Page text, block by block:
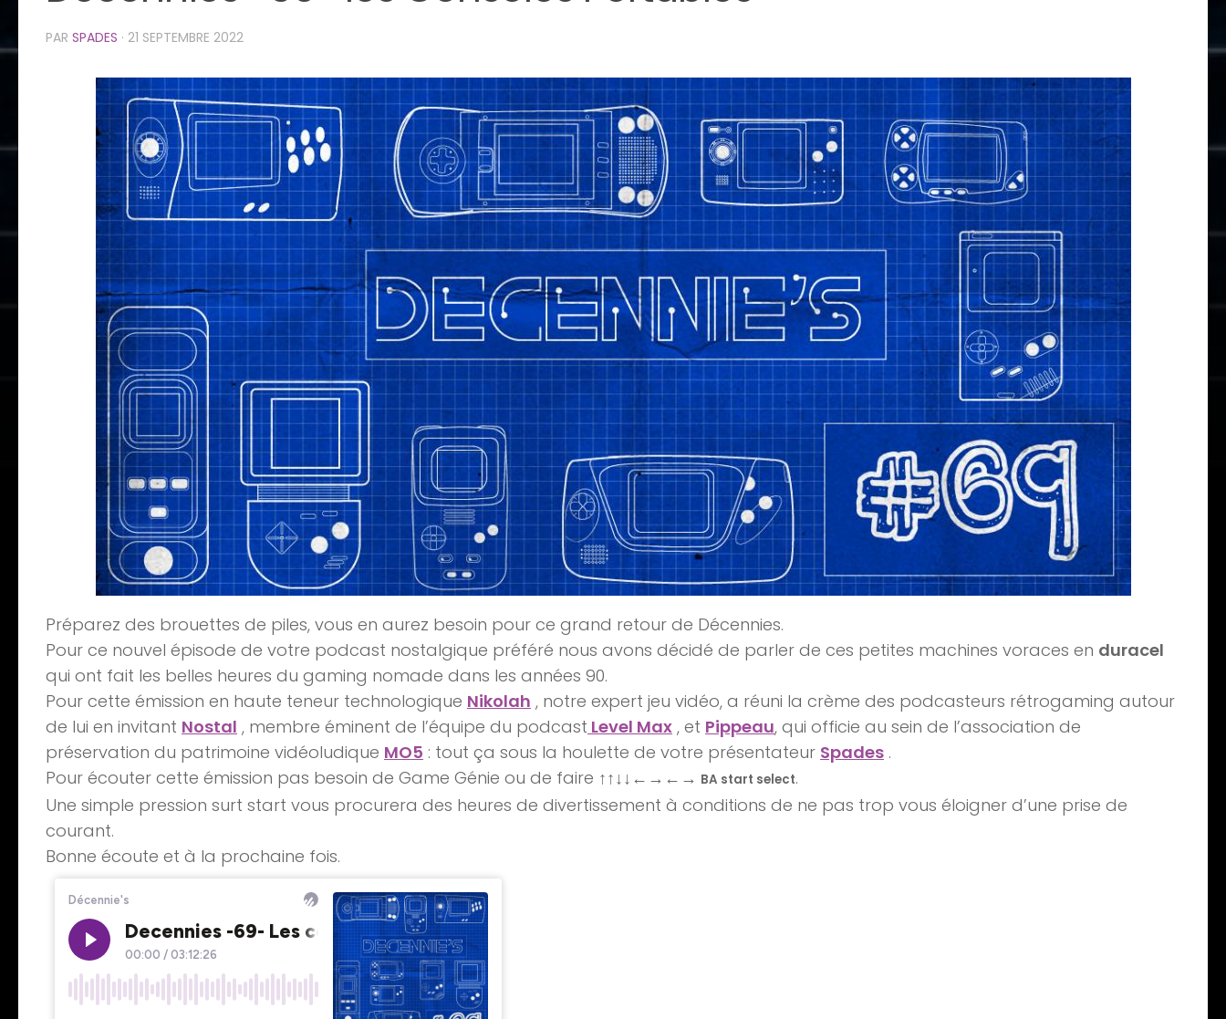
PAR SPADES · 21 SEPTEMBRE 2022
Préparez des brouettes de piles, vous en aurez besoin pour ce grand retour de Décennies.
Pour ce nouvel épisode de votre podcast nostalgique préféré nous avons décidé de parler de ces petites machines voraces en duracel
qui ont fait les belles heures du gaming nomade dans les années 90.
Pour cette émission en haute teneur technologique Nikolah , notre expert jeu vidéo, a réuni la crème des podcasteurs rétrogaming autour
de lui en invitant Nostal , membre éminent de l’équipe du podcast Level Max , et Pippeau, qui officie au sein de l’association de
préservation du patrimoine vidéoludique MO5 : tout ça sous la houlette de votre présentateur Spades .
Pour écouter cette émission pas besoin de Game Génie ou de faire ↑↑↓↓←→←→ BA start select.
Une simple pression surt start vous procurera des heures de divertissement à conditions de ne pas trop vous éloigner d’une prise de
courant.
Bonne écoute et à la prochaine fois.